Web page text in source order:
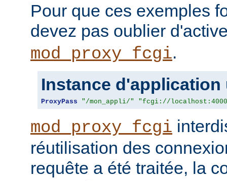
Pour que ces exemples
devez pas oublier
mod_proxy_fcgi.
Instance d'application
ProxyPass "/mon_appli/" "fcgi://
mod_proxy_fcgi
réutilisation des
requête a été traitée, la